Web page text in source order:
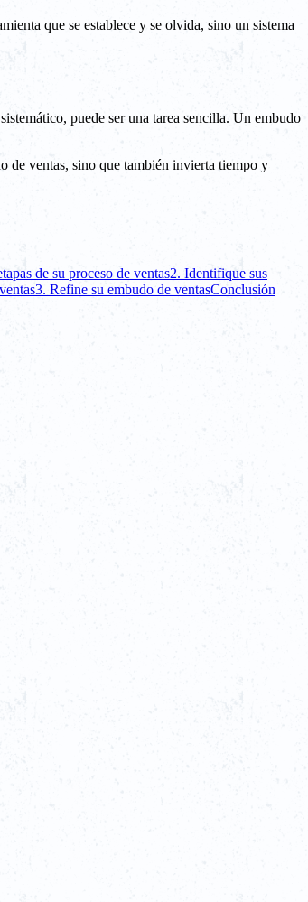
que se establece y se olvida, sino un sistema
puede ser una tarea sencilla. Un embudo
de ventas, sino que también invierta tiempo y
de su proceso de ventas2. Identifique sus
3. Refine su embudo de ventasConclusión